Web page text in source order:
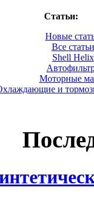
Статьи:
Новые
Все статьи
Shell Helix
Моторные
и